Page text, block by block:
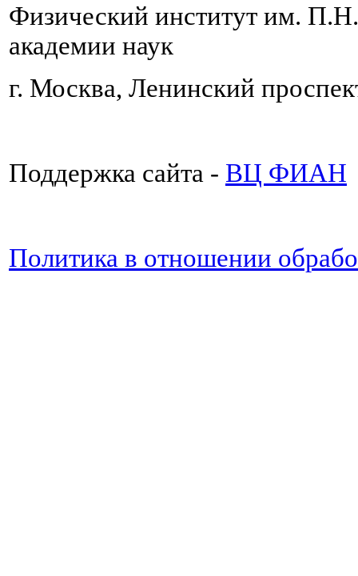
Физический институт им.
академии наук
г. Москва, Ленинский
Поддержка сайта - ВЦ ФИАН
Политика в отношении